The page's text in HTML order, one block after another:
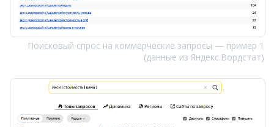
Поисковый спрос на коммерческие запросы — пример 1
(данные из Яндекс.Вордстат)